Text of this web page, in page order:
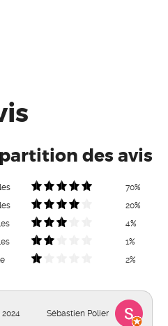
des avis
70%
20%
4%
1%
2%
Sébastien Polier